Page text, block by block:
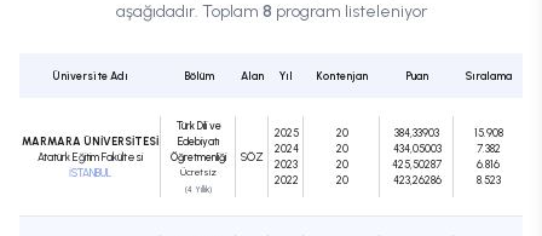
aşağıdadır. Toplam 8 program listeleniyor
Üniversite Adı Bölüm Alan Yıl Kontenjan Puan Sıralama
MARMARA ÜNİVERSİTESİ
Atatürk Eğitim Fakültesi
İSTANBUL
Türk Dili ve
Edebiyatı
Öğretmenliği
Ücretsiz
(4 Yıllık)
SÖZ
2025
2024
2023
2022
20
20
20
20
384,33903
434,05003
425,50287
423,26286
15.908
7.382
6.816
8.523